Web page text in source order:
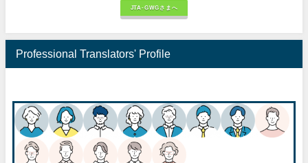
JTA-GWGさまへ
Professional Translators' Profile